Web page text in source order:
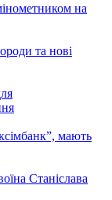
на
та нові
мають
Станіслава